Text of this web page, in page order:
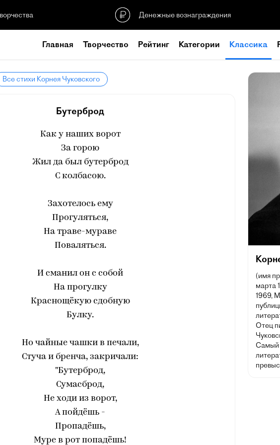
Денежные вознаграждения
Главная Творчество Рейтинг Категории Классика
Все стихи Корнея Чуковского
Бутерброд
Как у наших ворот
За горою
Жил да был бутерброд
С колбасою.
Захотелось ему
Прогуляться,
На траве-мураве
Поваляться.
И сманил он с собой
На прогулку
Краснощёкую сдобную
Булку.
Но чайные чашки в печали,
Стуча и бренча, закричали:
"Бутерброд,
Сумасброд,
Не ходи из ворот,
А пойдёшь -
Пропадёшь,
Муре в рот попадёшь!
(имя
марта
1969,
Отец
Самый